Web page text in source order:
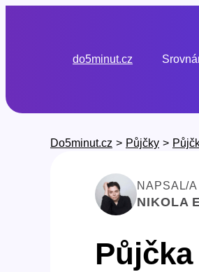
do5minut.cz
Do5minut.cz > Půjčky >
NAPSAL/A
NIKOLA